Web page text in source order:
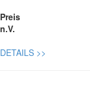
Preis
n.V.
DETAILS >>